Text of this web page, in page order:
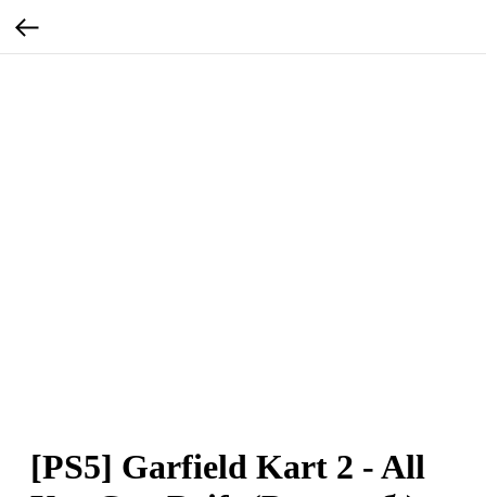
[PS5] Garfield Kart 2 - All